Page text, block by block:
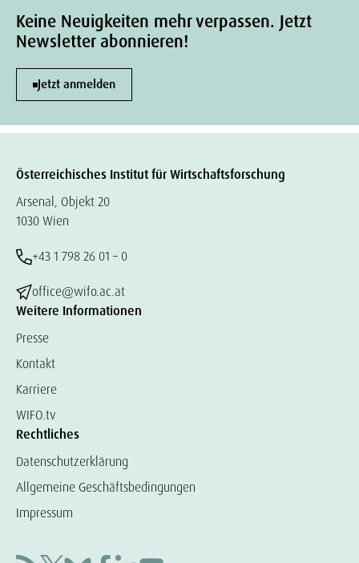
Keine Neuigkeiten mehr verpassen. Jetzt
Newsletter abonnieren!
Jetzt anmelden
Österreichisches Institut für Wirtschaftsforschung
Arsenal, Objekt 20
1030 Wien
+43 1 798 26 01 – 0
office@wifo.ac.at
Weitere Informationen
Presse
Kontakt
Karriere
WIFO.tv
Rechtliches
Datenschutzerklärung
Allgemeine Geschäftsbedingungen
Impressum